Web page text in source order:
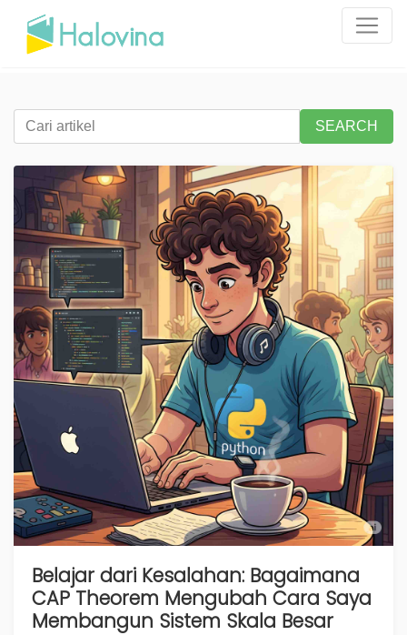
SEARCH
Belajar dari Kesalahan: Bagaimana
CAP Theorem Mengubah Cara Saya
Membangun Sistem Skala Besar